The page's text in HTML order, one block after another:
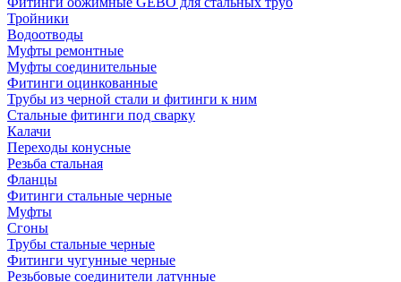
Тройники
Водоотводы
Муфты ремонтные
Муфты соединительные
Фитинги оцинкованные
Трубы из черной стали и фитинги к ним
Стальные фитинги под сварку
Калачи
Переходы конусные
Резьба стальная
Фланцы
Фитинги стальные черные
Муфты
Сгоны
Трубы стальные черные
Фитинги чугунные черные
Резьбовые соединители латунные